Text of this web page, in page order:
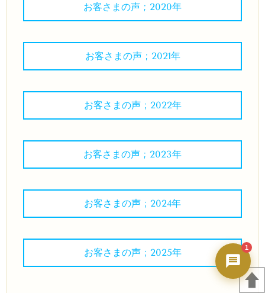
お客さまの声 ; 2020年
お客さまの声 ; 2021年
お客さまの声 ; 2022年
お客さまの声 ; 2023年
お客さまの声 ; 2024年
お客さまの声 ; 2025年 1
24時間対応・今すぐ返答